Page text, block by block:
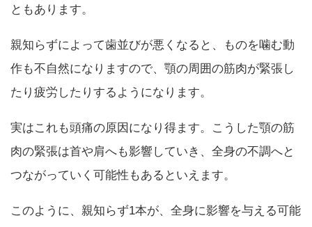
ともあります。
親知らずによって歯並びが悪くなると、ものを噛む動
作も不自然になりますので、顎の周囲の筋肉が緊張し
たり疲労したりするようになります。
実はこれも頭痛の原因になり得ます。こうした顎の筋
肉の緊張は首や肩へも影響していき、全身の不調へと
つながっていく可能性もあるといえます。
このように、親知らず1本が、全身に影響を与える可能